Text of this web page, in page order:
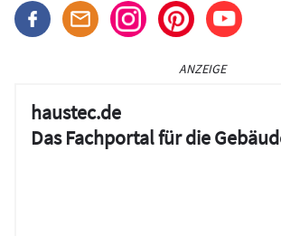
ANZEIGE
haustec.de
Das Fachportal für die